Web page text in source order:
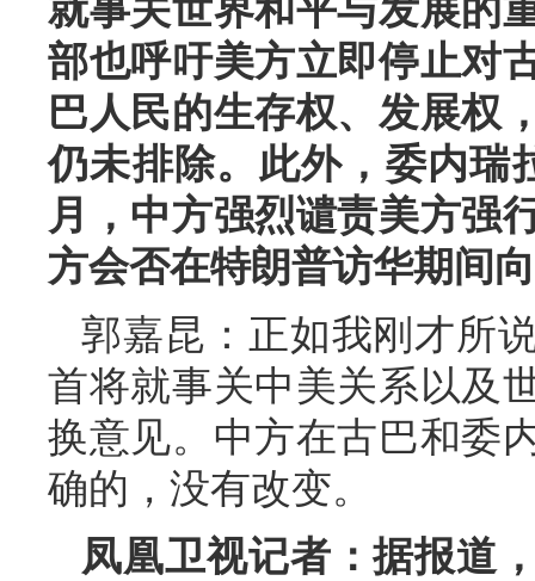
就事关世界和平与发展的
部也呼吁美方立即停止对
巴人民的生存权、发展权
仍未排除。此外，委内瑞
月，中方强烈谴责美方强
方会否在特朗普访华期间
郭嘉昆：正如我刚才所
首将就事关中美关系以及
换意见。中方在古巴和委
确的，没有改变。
凤凰卫视记者：据报道